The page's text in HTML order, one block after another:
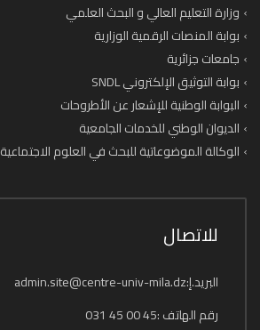
وزارة التعليم العالي و البحث العلمي
بوابة المنصات الرقمية الوزارية
جامعات جزائرية
بوابة التوثيق الإلكتروني SNDL
البوابة الوطنية للإشعار عن الأطروحات
الديوان الوطني للخدمات الجامعية
الوكالة الموضوعاتية للبحث في العلوم الاجتماعية
للاتصال
البريد.إ:admin.site@centre-univ-mila.dz
رقم الهاتف :45 00 45 031